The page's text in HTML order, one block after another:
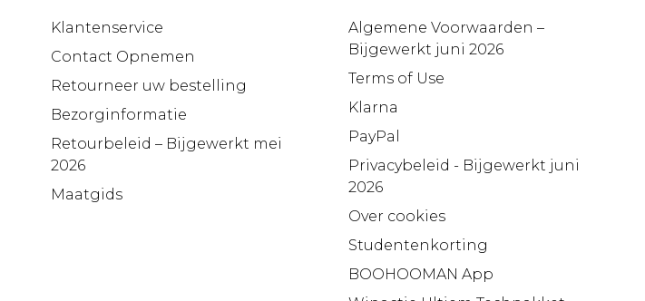
Klantenservice
Contact Opnemen
Retourneer uw bestelling
Bezorginformatie
Retourbeleid – Bijgewerkt mei
2026
Maatgids
Algemene Voorwaarden –
Bijgewerkt juni 2026
Terms of Use
Klarna
PayPal
Privacybeleid - Bijgewerkt juni
2026
Over cookies
Studentenkorting
BOOHOOMAN App